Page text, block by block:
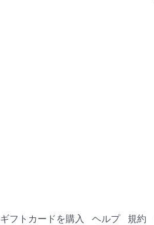
ギフトカードを購入 ヘルプ 規約